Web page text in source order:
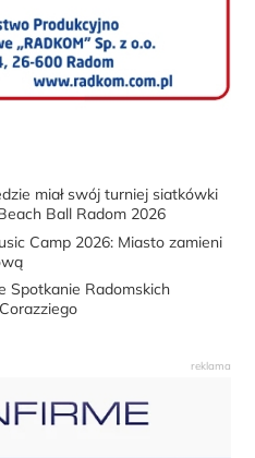
miał swój turniej siatkówki
Ball Radom 2026
Camp 2026: Miasto zamieni
Spotkanie Radomskich